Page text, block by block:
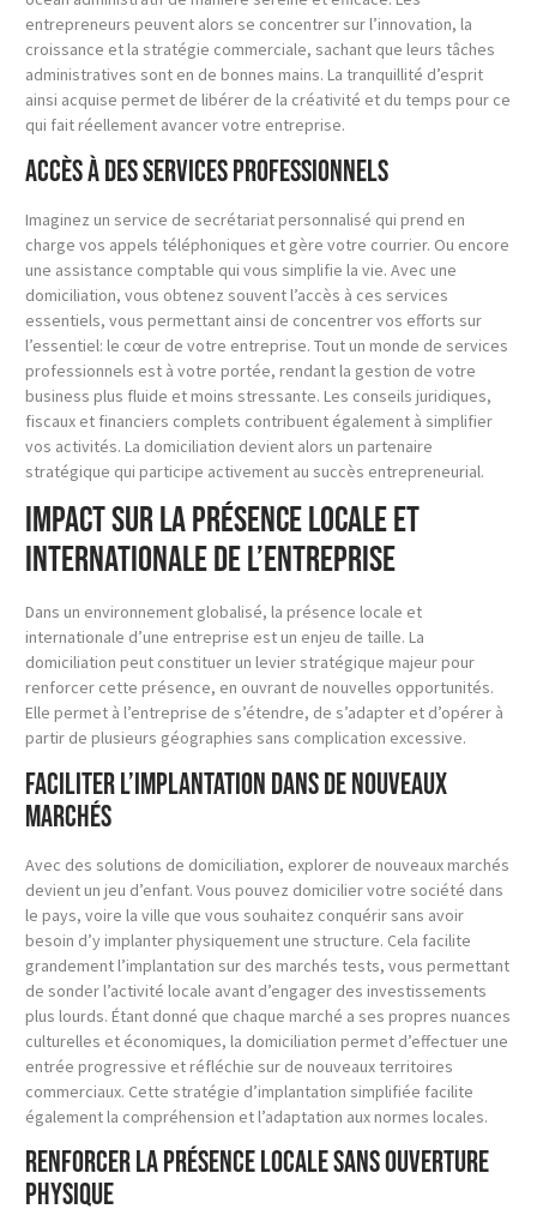
entrepreneurs peuvent alors se concentrer sur l’innovation, la
croissance et la stratégie commerciale, sachant que leurs tâches
administratives sont en de bonnes mains. La tranquillité d’esprit
ainsi acquise permet de libérer de la créativité et du temps pour ce
qui fait réellement avancer votre entreprise.
Accès à des services professionnels
Imaginez un service de secrétariat personnalisé qui prend en
charge vos appels téléphoniques et gère votre courrier. Ou encore
une assistance comptable qui vous simplifie la vie. Avec une
domiciliation, vous obtenez souvent l’accès à ces services
essentiels, vous permettant ainsi de concentrer vos efforts sur
l’essentiel: le cœur de votre entreprise. Tout un monde de services
professionnels est à votre portée, rendant la gestion de votre
business plus fluide et moins stressante. Les conseils juridiques,
fiscaux et financiers complets contribuent également à simplifier
vos activités. La domiciliation devient alors un partenaire
stratégique qui participe activement au succès entrepreneurial.
Impact sur la présence locale et
internationale de l’entreprise
Dans un environnement globalisé, la présence locale et
internationale d’une entreprise est un enjeu de taille. La
domiciliation peut constituer un levier stratégique majeur pour
renforcer cette présence, en ouvrant de nouvelles opportunités.
Elle permet à l’entreprise de s’étendre, de s’adapter et d’opérer à
partir de plusieurs géographies sans complication excessive.
Faciliter l’implantation dans de nouveaux
marchés
Avec des solutions de domiciliation, explorer de nouveaux marchés
devient un jeu d’enfant. Vous pouvez domicilier votre société dans
le pays, voire la ville que vous souhaitez conquérir sans avoir
besoin d’y implanter physiquement une structure. Cela facilite
grandement l’implantation sur des marchés tests, vous permettant
de sonder l’activité locale avant d’engager des investissements
plus lourds. Étant donné que chaque marché a ses propres nuances
culturelles et économiques, la domiciliation permet d’effectuer une
entrée progressive et réfléchie sur de nouveaux territoires
commerciaux. Cette stratégie d’implantation simplifiée facilite
également la compréhension et l’adaptation aux normes locales.
Renforcer la présence locale sans ouverture
physique